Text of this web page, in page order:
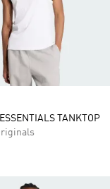
ESSENTIALS TANKTOP